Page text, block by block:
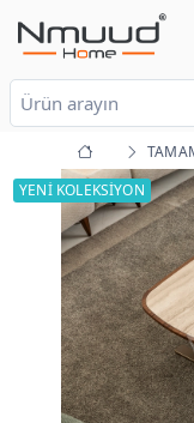
YENİ KOLEKSİYON